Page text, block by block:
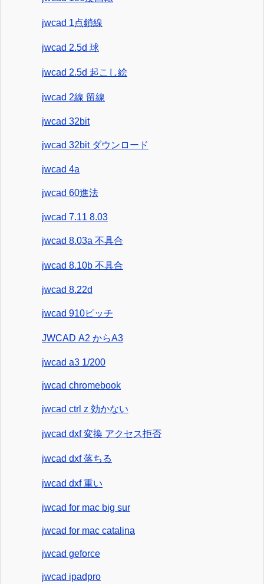
jwcad 1点鎖線
jwcad 2.5d 球
jwcad 2.5d 起こし絵
jwcad 2線 留線
jwcad 32bit
jwcad 32bit ダウンロード
jwcad 4a
jwcad 60進法
jwcad 7.11 8.03
jwcad 8.03a 不具合
jwcad 8.10b 不具合
jwcad 8.22d
jwcad 910ピッチ
JWCAD A2 からA3
jwcad a3 1/200
jwcad chromebook
jwcad ctrl z 効かない
jwcad dxf 変換 アクセス拒否
jwcad dxf 落ちる
jwcad dxf 重い
jwcad for mac big sur
jwcad for mac catalina
jwcad geforce
jwcad ipadpro